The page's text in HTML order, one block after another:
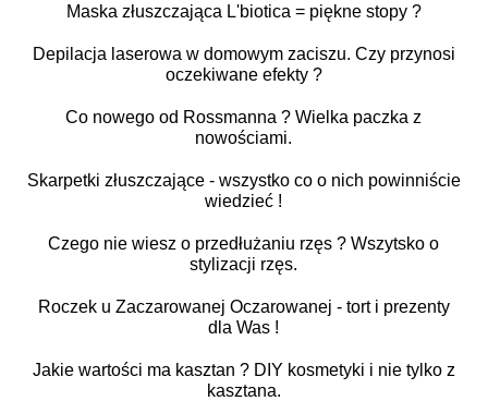
Maska złuszczająca L'biotica = piękne stopy ?
Depilacja laserowa w domowym zaciszu. Czy przynosi
oczekiwane efekty ?
Co nowego od Rossmanna ? Wielka paczka z
nowościami.
Skarpetki złuszczające - wszystko co o nich powinniście
wiedzieć !
Czego nie wiesz o przedłużaniu rzęs ? Wszytsko o
stylizacji rzęs.
Roczek u Zaczarowanej Oczarowanej - tort i prezenty
dla Was !
Jakie wartości ma kasztan ? DIY kosmetyki i nie tylko z
kasztana.